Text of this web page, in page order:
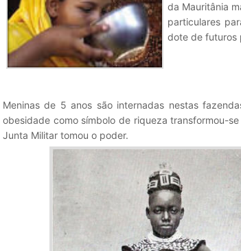
da Mauritânia
particulares
dote de futuros
Meninas de 5 anos são internadas nestas
obesidade como símbolo de riqueza transformou-
Junta Militar tomou o poder.